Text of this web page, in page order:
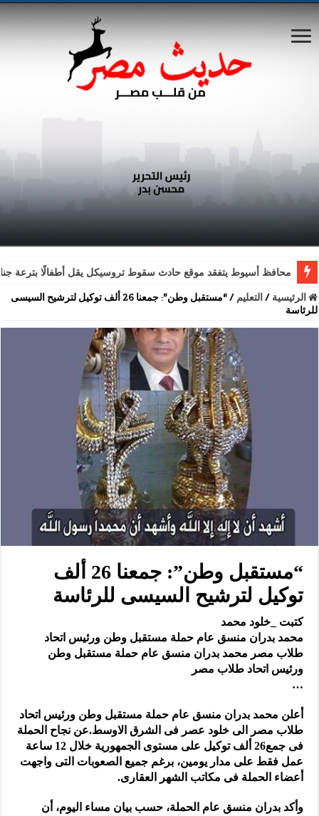
محافظ أسيوط يتفقد موقع حادث سقوط تروسيكل يقل أطفالًا بترعة
الرئيسية / التعليم /
“مستقبل وطن”: جمعنا 26 ألف توكيل لترشيح السيسى
للرئاسة
“مستقبل وطن”: جمعنا 26 ألف
توكيل لترشيح السيسى للرئاسة
‏كتبت _خلود محمد
محمد بدران منسق عام حملة مستقبل وطن ورئيس اتحاد
طلاب مصر محمد بدران منسق عام حملة مستقبل وطن
ورئيس اتحاد طلاب مصر
…
أعلن محمد بدران منسق عام حملة مستقبل وطن ورئيس اتحاد
طلاب مصر الى خلود عصر فى الشرق الاوسط.عن نجاح الحملة
فى جمع26 ألف توكيل على مستوى الجمهورية خلال 12 ساعة
عمل فقط على مدار يومين، برغم جميع الصعوبات التى واجهت
أعضاء الحملة فى مكاتب الشهر العقارى.
وأكد بدران منسق عام الحملة، حسب بيان مساء اليوم، أن